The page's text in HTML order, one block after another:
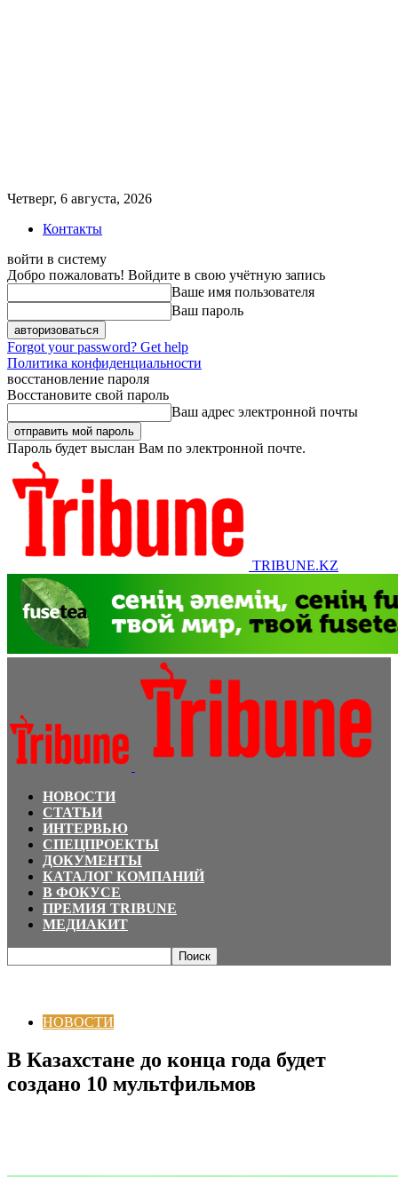
Четверг, 6 августа, 2026
Контакты
войти в систему
Добро пожаловать! Войдите в свою учётную запись
Ваше имя пользователя
Ваш пароль
Forgot your password? Get help
Политика конфиденциальности
восстановление пароля
Восстановите свой пароль
Ваш адрес электронной почты
Пароль будет выслан Вам по электронной почте.
TRIBUNE.KZ
НОВОСТИ
СТАТЬИ
ИНТЕРВЬЮ
СПЕЦПРОЕКТЫ
ДОКУМЕНТЫ
КАТАЛОГ КОМПАНИЙ
В ФОКУСЕ
ПРЕМИЯ TRIBUNE
МЕДИАКИТ
НОВОСТИ
В Казахстане до конца года будет
создано 10 мультфильмов